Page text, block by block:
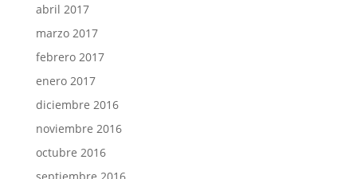
abril 2017
marzo 2017
febrero 2017
enero 2017
diciembre 2016
noviembre 2016
octubre 2016